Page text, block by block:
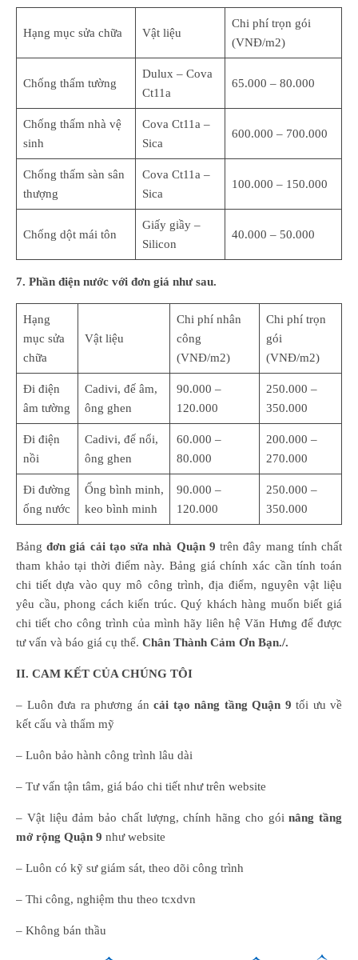
Hạng mục sửa chữa Vật liệu
Chi phí trọn gói
(VNĐ/m2)
Chống thấm tường
Dulux – Cova
Ct11a
65.000 – 80.000
Chống thấm nhà vệ
sinh
Cova Ct11a –
Sica
600.000 – 700.000
Chống thấm sàn sân
thượng
Cova Ct11a –
Sica
100.000 – 150.000
Chống dột mái tôn
Giấy giầy –
Silicon
40.000 – 50.000
7. Phần điện nước với đơn giá như sau.
Hạng
mục sửa
chữa
Vật liệu
Chi phí nhân
công
(VNĐ/m2)
Chi phí trọn
gói
(VNĐ/m2)
Đi điện
âm tường
Cadivi, đế âm,
ông ghen
90.000 –
120.000
250.000 –
350.000
Đi điện
nồi
Cadivi, đế nổi,
ông ghen
60.000 –
80.000
200.000 –
270.000
Đi đường
ống nước
Ống bình minh,
keo bình minh
90.000 –
120.000
250.000 –
350.000
Bảngđơn giá cải tạo sửa nhà Quận 9 trên đây mang tính chất
tham khảo tại thời điểm này. Bảng giá chính xác cần tính toán
chi tiết dựa vào quy mô công trình, địa điểm, nguyên vật liệu
yêu cầu, phong cách kiến trúc. Quý khách hàng muốn biết giá
chi tiết cho công trình của mình hãy liên hệ Văn Hưng để được
tư vấn và báo giá cụ thể. Chân Thành Cảm Ơn Bạn./.
II. CAM KẾT CỦA CHÚNG TÔI
– Luôn đưa ra phương án cải tạo nâng tầng Quận 9 tối ưu về
kết cấu và thẩm mỹ
– Luôn bảo hành công trình lâu dài
– Tư vấn tận tâm, giá báo chi tiết như trên website
– Vật liệu đảm bảo chất lượng, chính hãng cho góinâng tầng
mở rộng Quận 9 như website
– Luôn có kỹ sư giám sát, theo dõi công trình
– Thi công, nghiệm thu theo tcxdvn
– Không bán thầu